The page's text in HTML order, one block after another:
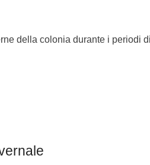
della colonia durante i periodi